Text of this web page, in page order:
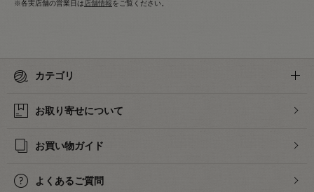
※各実店舗の営業日は 店舗情報をご覧ください。
カテゴリ
お取り寄せについて
お買い物ガイド
よくあるご質問